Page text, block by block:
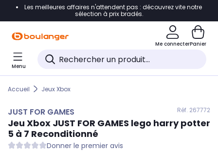
Accéder directement à la navigation
Accéder directement au pied de page
Accéder directement au chatbot
Les meilleures affaires n'attendent pas : découvrez vite notre
sélection à prix bradés.
Me connecterPanier
Menu
Accueil Jeux Xbox
JUST FOR GAMES Réf. 267772
Jeu Xbox JUST FOR GAMES lego harry potter
5 à 7 Reconditionné
Donner le premier avis